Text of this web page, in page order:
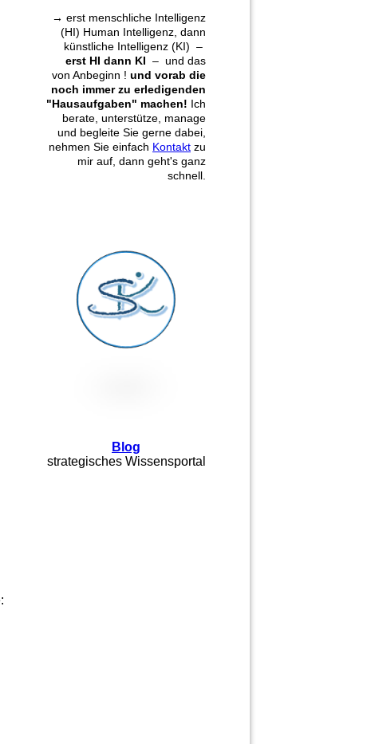
→ erst menschliche Intelligenz
(HI) Human Intelligenz, dann
künstliche Intelligenz (KI) –
erst HI dann KI – und das
von Anbeginn ! und vorab die
noch immer zu erledigenden
"Hausaufgaben" machen! Ich
berate, unterstütze, manage
und begleite Sie gerne dabei,
nehmen Sie einfach Kontakt zu
mir auf, dann geht's ganz
schnell.
Blog
strategisches Wissensportal